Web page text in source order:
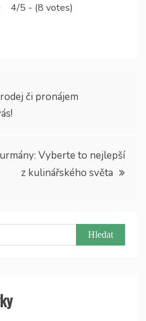
4/5 - (8 votes)
či pronájem
Vyberte to nejlepší
z kulinářského světa